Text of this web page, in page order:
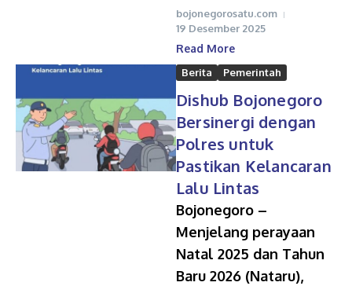
bojonegorosatu.com
19 Desember 2025
Read More
Berita Pemerintah
Dishub Bojonegoro
Bersinergi dengan
Polres untuk
Pastikan Kelancaran
Lalu Lintas
Bojonegoro –
Menjelang perayaan
Natal 2025 dan Tahun
Baru 2026 (Nataru),